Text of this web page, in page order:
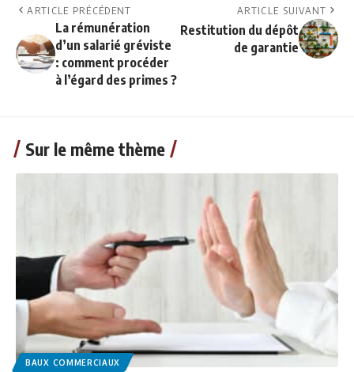
ARTICLE PRÉCÉDENT
La rémunération
d’un salarié gréviste
: comment procéder
à l’égard des primes ?
ARTICLE SUIVANT
Restitution du dépôt
de garantie
Sur le même thème
BAUX COMMERCIAUX